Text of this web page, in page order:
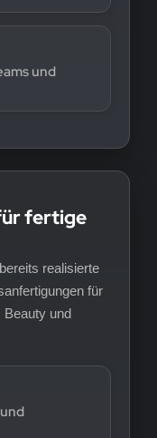
und
fertige
realisierte
für
Beauty und